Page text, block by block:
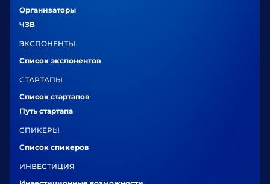
Организаторы
ЧЗВ
ЭКСПОНЕНТЫ
Список экспонентов
СТАРТАПЫ
Список стартапов
Путь стартапа
СПИКЕРЫ
Список спикеров
ИНВЕСТИЦИЯ